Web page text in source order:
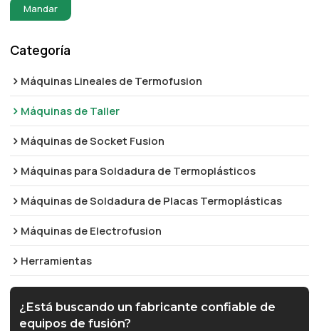
Mandar
Categoría
Máquinas Lineales de Termofusion
Máquinas de Taller
Máquinas de Socket Fusion
Máquinas para Soldadura de Termoplásticos
Máquinas de Soldadura de Placas Termoplásticas
Máquinas de Electrofusion
Herramientas
¿Está buscando un fabricante confiable de
equipos de fusión?